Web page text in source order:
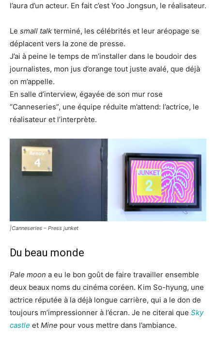
l’aura d’un acteur. En fait c’est Yoo Jongsun, le réalisateur.
Le small talk terminé, les célébrités et leur aréopage se
déplacent vers la zone de presse.
J’ai à peine le temps de m’installer dans le boudoir des
journalistes, mon jus d’orange tout juste avalé, que déjà
on m’appelle.
En salle d’interview, égayée de son mur rose
“Canneseries”, une équipe réduite m’attend: l’actrice, le
réalisateur et l’interprète.
|Canneseries – Press junket
Du beau monde
Pale moon a eu le bon goût de faire travailler ensemble
deux beaux noms du cinéma coréen. Kim So-hyung, une
actrice réputée à la déjà longue carrière, qui a le don de
toujours m’impressionner à l’écran. Je ne citerai que Sky
castle et Mine pour vous mettre dans l’ambiance.